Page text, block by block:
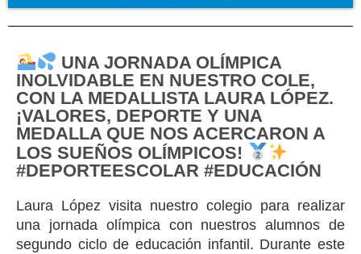
UNA JORNADA OLÍMPICA
INOLVIDABLE EN NUESTRO COLE,
CON LA MEDALLISTA LAURA LÓPEZ.
¡VALORES, DEPORTE Y UNA
MEDALLA QUE NOS ACERCARON A
LOS SUEÑOS OLÍMPICOS!
#DEPORTEESCOLAR #EDUCACIÓN
Laura López visita nuestro colegio para realizar
una jornada olímpica con nuestros alumnos de
segundo ciclo de educación infantil. Durante este